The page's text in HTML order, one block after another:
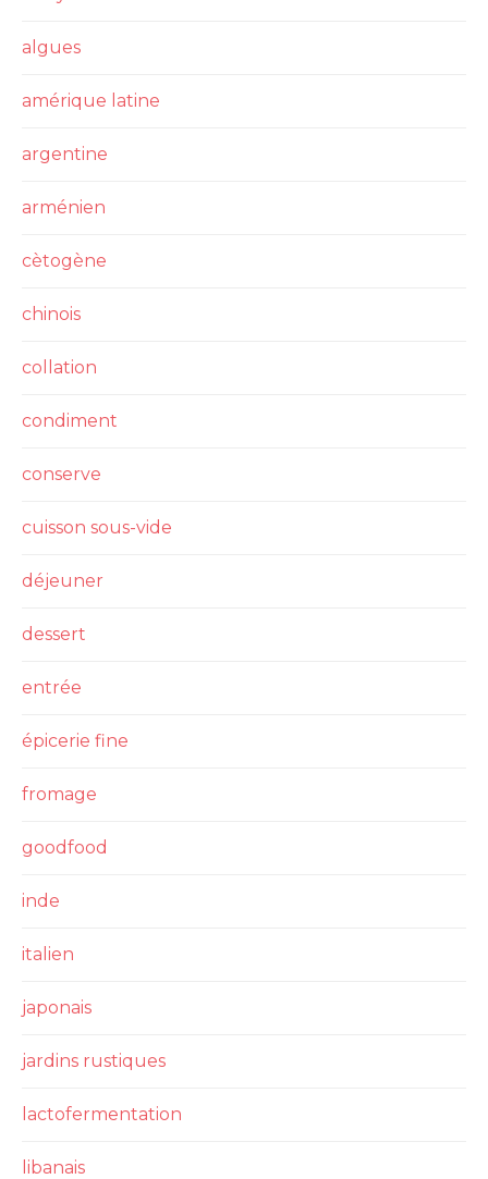
algues
amérique latine
argentine
arménien
cètogène
chinois
collation
condiment
conserve
cuisson sous-vide
déjeuner
dessert
entrée
épicerie fine
fromage
goodfood
inde
italien
japonais
jardins rustiques
lactofermentation
libanais